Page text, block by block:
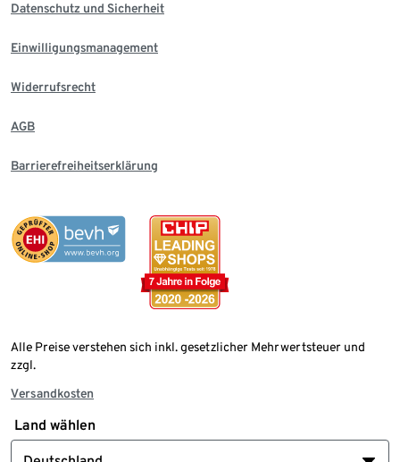
Datenschutz und Sicherheit
Einwilligungsmanagement
Widerrufsrecht
AGB
Barrierefreiheitserklärung
Alle Preise verstehen sich inkl. gesetzlicher Mehrwertsteuer und
zzgl.
Versandkosten
Land wählen